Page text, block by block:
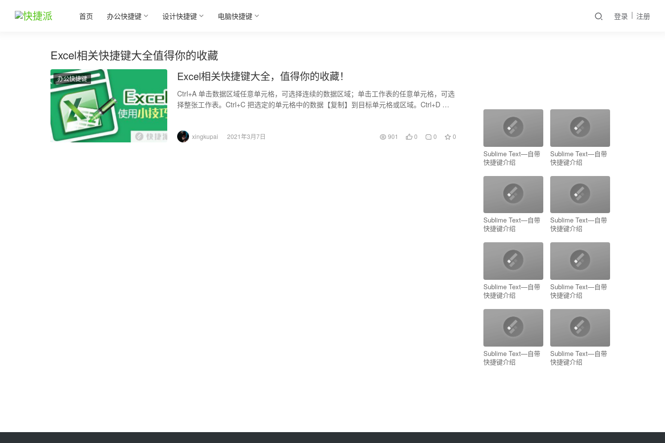
首页 办公快捷键 设计快捷键 电脑快捷键 登录 注册
Excel相关快捷键大全值得你的收藏
办公快捷键 Excel相关快捷键大全，值得你的收藏！
Ctrl+A 单击数据区域任意单元格，可选择连续的数据区域；单击工作表的任意单元格，可选
择整张工作表。Ctrl+C 把选定的单元格中的数据【复制】到目标单元格或区域。Ctrl+D 把
xingkupai 2021年3月7日 901 0 0 0
Sublime Text—自带
快捷键介绍
Sublime Text—自带
快捷键介绍
Sublime Text—自带
快捷键介绍
Sublime Text—自带
快捷键介绍
Sublime Text—自带
快捷键介绍
Sublime Text—自带
快捷键介绍
Sublime Text—自带
快捷键介绍
Sublime Text—自带
快捷键介绍